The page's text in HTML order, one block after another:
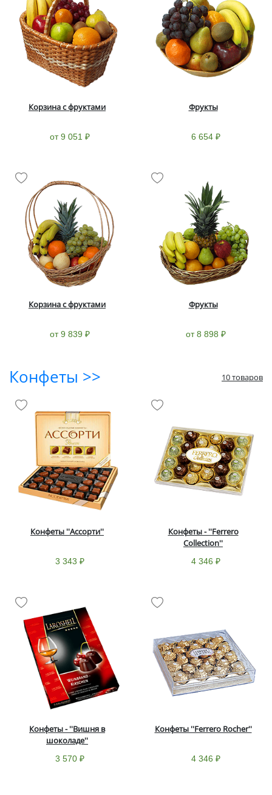
Корзина с фруктами
от 9 051 ₽
Фрукты
6 654 ₽
Корзина с фруктами
от 9 839 ₽
Фрукты
от 8 898 ₽
Конфеты >> 10 товаров
Конфеты ''Ассорти''
3 343 ₽
Конфеты - ''Ferrero
Collection''
4 346 ₽
Конфеты - ''Вишня в
шоколаде''
3 570 ₽
Конфеты ''Ferrero Rocher''
4 346 ₽